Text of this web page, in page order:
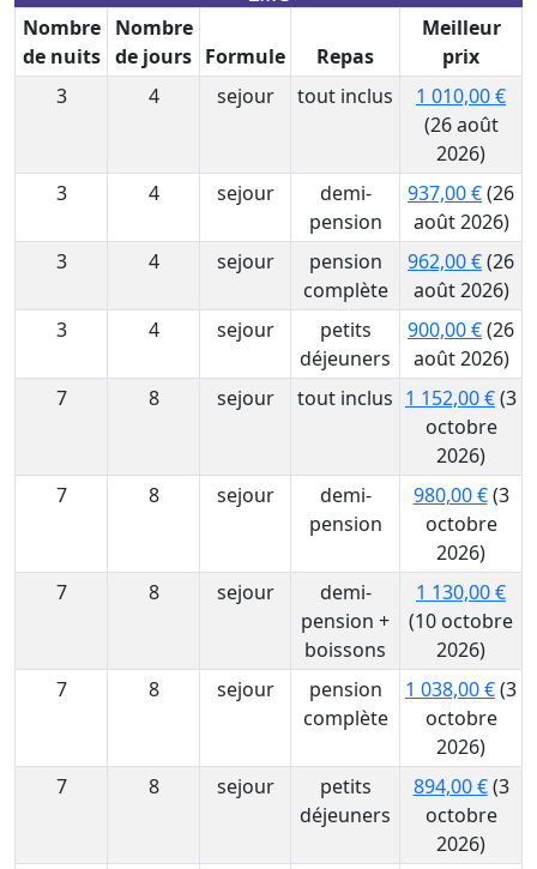
Nombre
de nuits
Nombre
de jours Formule Repas
Meilleur
prix
3
4 sejour tout inclus
1 010,00 €
(26 août
2026)
3
4 sejour
demi-
pension
937,00 €(26
août 2026)
3
4 sejour
pension
complète
962,00 €(26
août 2026)
3
4 sejour
petits
déjeuners
900,00 €(26
août 2026)
7
8 sejour tout inclus 1 152,00 €(3
octobre
2026)
7
8 sejour
demi-
pension
980,00 €(3
octobre
2026)
7
8 sejour
demi-
pension +
boissons
1 130,00 €
(10 octobre
2026)
7
8 sejour
pension
complète
1 038,00 €(3
octobre
2026)
7
8 sejour
petits
déjeuners
894,00 €(3
octobre
2026)